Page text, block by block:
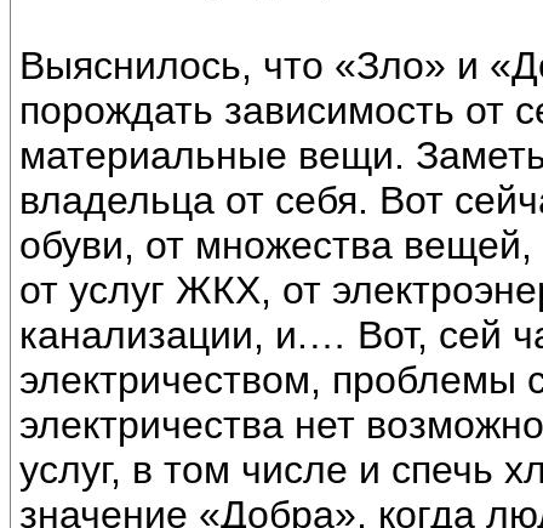
Выяснилось, что «Зло» и
порождать зависимость от
материальные вещи.
владельца от себя. Вот
обуви, от множества
от услуг ЖКХ, от
канализации, и.… Вот, сей
электричеством,
электричества нет
услуг, в том числе и спечь
значение «Добра», когда